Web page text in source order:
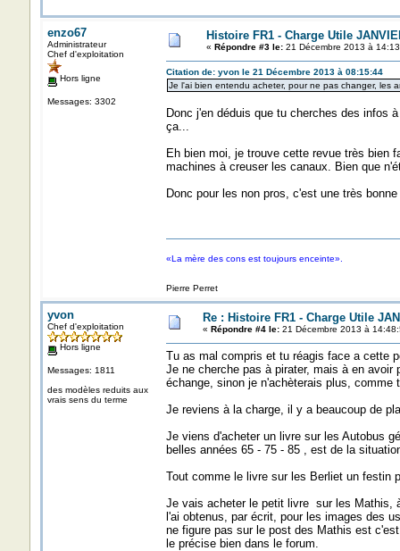
enzo67
Administrateur
Chef d'exploitation
Hors ligne
Messages: 3302
Histoire FR1 - Charge Utile
« Répondre #3 le:21 Décembre 2013 à
Citation de: yvon le 21 Décembre 2013 à 08:15:44
Je l'ai bien entendu acheter, pour ne pas changer, les
Donc j'en déduis que tu cherches des infos
ça...
Eh bien moi, je trouve cette revue très bien
machines à creuser les canaux. Bien que
Donc pour les non pros, c'est une très
«La mère des cons est toujours enceinte».
Pierre Perret
yvon
Chef d'exploitation
Hors ligne
Messages: 1811
des modèles reduits aux
vrais sens du terme
Re : Histoire FR1 - Charge Utile
« Répondre #4 le:21 Décembre 2013 à
Tu as mal compris et tu réagis face a cette
Je ne cherche pas à pirater, mais à en
échange, sinon je n'achèterais plus, comme
Je reviens à la charge, il y a beaucoup de
Je viens d'acheter un livre sur les Autobus
belles années 65 - 75 - 85 , est de la
Tout comme le livre sur les Berliet un festin
Je vais acheter le petit livre sur les Mathis,
l'ai obtenus, par écrit, pour les images des
ne figure pas sur le post des Mathis est
le précise bien dans le forum.